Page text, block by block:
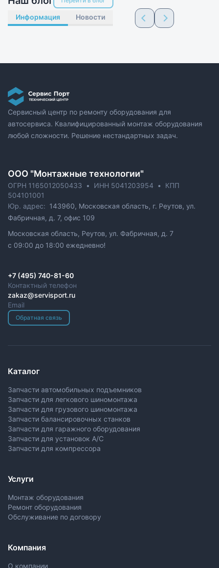
Информация Новости
Сервисный центр по ремонту оборудования для
автосервиса. Квалифицированный монтаж оборудования
любой сложности. Решение нестандартных задач.
ОOO "Монтажные технологии"
ОГРН 1165012050433 • ИНН 5041203954 •
КПП
504101001
Юр. адрес: 143960, Московская область, г. Реутов, ул.
Фабричная, д. 7, офис 109
Московская область, Реутов, ул. Фабричная, д. 7
c 09:00 до 18:00 ежедневно!
+7 (495) 740-81-60
Контактный телефон
zakaz@servisport.ru
Email
Обратная связь
Каталог
Запчасти автомобильных подъемников
Запчасти для легкового шиномонтажа
Запчасти для грузового шиномонтажа
Запчасти балансировочных станков
Запчасти для гаражного оборудования
Запчасти для установок A/C
Запчасти для компрессора
Услуги
Монтаж оборудования
Ремонт оборудования
Обслуживание по договору
Компания
О компании